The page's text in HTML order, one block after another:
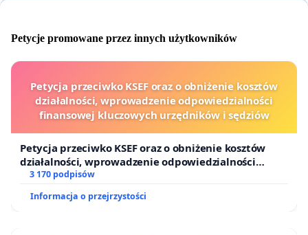
Petycje promowane przez innych użytkowników
Petycja przeciwko KSEF oraz o obniżenie kosztów
działalności, wprowadzenie odpowiedzialności
finansowej kluczowych urzędników i sędziów
Petycja przeciwko KSEF oraz o obniżenie kosztów
działalności, wprowadzenie odpowiedzialności
finansowej kluczowych urzędników i sędziów
3 170 podpisów
Informacja o przejrzystości